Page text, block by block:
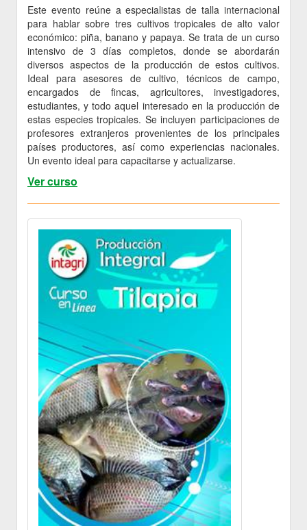
Este evento reúne a especialistas de talla internacional
para hablar sobre tres cultivos tropicales de alto valor
económico: piña, banano y papaya. Se trata de un curso
intensivo de 3 días completos, donde se abordarán
diversos aspectos de la producción de estos cultivos.
Ideal para asesores de cultivo, técnicos de campo,
encargados de fincas, agricultores, investigadores,
estudiantes, y todo aquel interesado en la producción de
estas especies tropicales. Se incluyen participaciones de
profesores extranjeros provenientes de los principales
países productores, así como experiencias nacionales.
Un evento ideal para capacitarse y actualizarse.
Ver curso